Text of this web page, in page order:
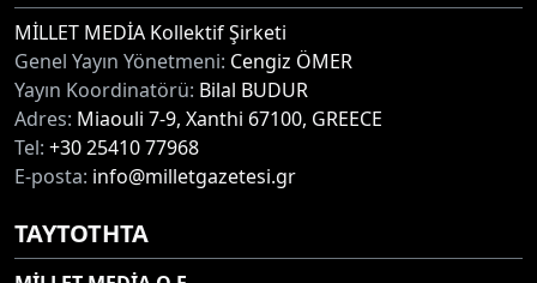
MİLLET MEDİA Kollektif Şirketi
Genel Yayın Yönetmeni: Cengiz ÖMER
Yayın Koordinatörü: Bilal BUDUR
Adres: Miaouli 7-9, Xanthi 67100, GREECE
Tel: +30 25410 77968
E-posta: info@milletgazetesi.gr
ΤΑΥΤΟΤΗΤΑ